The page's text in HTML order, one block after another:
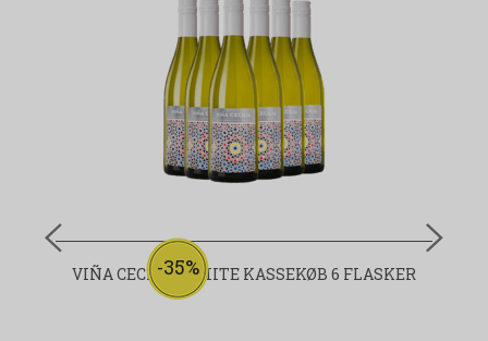
-35%
VIÑA CECILIA WHITE KASSEKØB 6 FLASKER